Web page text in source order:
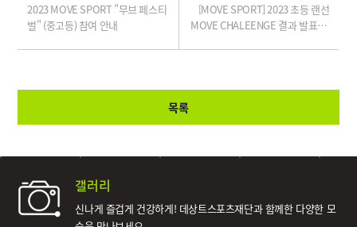
2023 MOVE SPORT "무브 페스티
벌" (중고등) 참여 안내
[MOVE SPORT] 2023 초등 랜선
MOVE CHALEENGE 결과 발표(하
목록
갤러리
신나게 즐겁게 건강하게! 데상트스포츠재단과 함께한 다양한 모